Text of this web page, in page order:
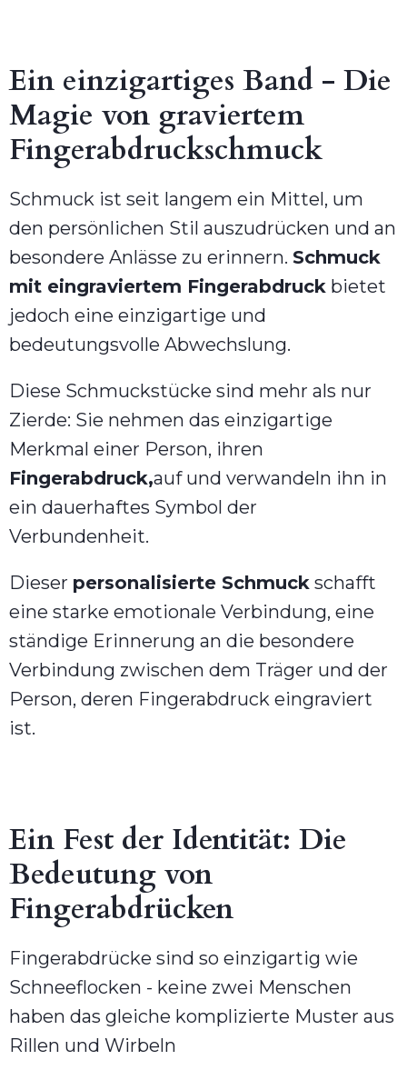
Ein einzigartiges Band - Die
Magie von graviertem
Fingerabdruckschmuck
Schmuck ist seit langem ein Mittel, um
den persönlichen Stil auszudrücken und an
besondere Anlässe zu erinnern. Schmuck
mit eingraviertem Fingerabdruck bietet
jedoch eine einzigartige und
bedeutungsvolle Abwechslung.
Diese Schmuckstücke sind mehr als nur
Zierde: Sie nehmen das einzigartige
Merkmal einer Person, ihren
Fingerabdruck,auf und verwandeln ihn in
ein dauerhaftes Symbol der
Verbundenheit.
Dieser personalisierte Schmuck schafft
eine starke emotionale Verbindung, eine
ständige Erinnerung an die besondere
Verbindung zwischen dem Träger und der
Person, deren Fingerabdruck eingraviert
ist.
Ein Fest der Identität: Die
Bedeutung von
Fingerabdrücken
Fingerabdrücke sind so einzigartig wie
Schneeflocken - keine zwei Menschen
haben das gleiche komplizierte Muster aus
Rillen und Wirbeln